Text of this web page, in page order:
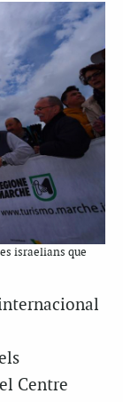
israelians que
Centre